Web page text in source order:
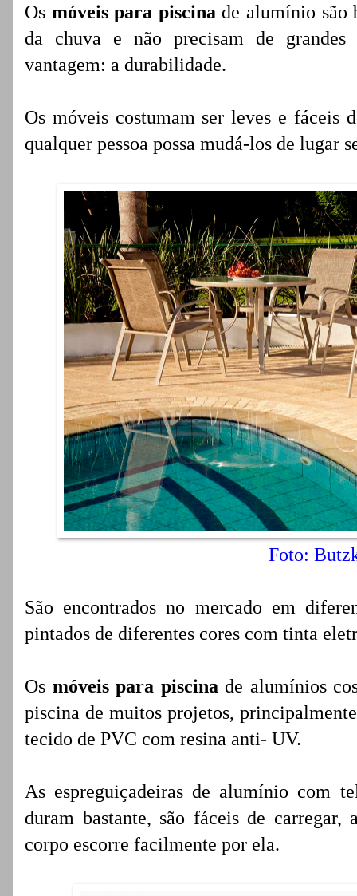
Os móveis para piscina de alumínio são
da chuva e não precisam de
vantagem: a durabilidade.
Os móveis costumam ser leves e fáceis
qualquer pessoa possa mudá-los de lugar
Foto:
São encontrados no mercado em
pintados de diferentes cores com tinta
Os móveis para piscina de alumínios
piscina de muitos projetos,
tecido de PVC com resina anti- UV.
As espreguiçadeiras de alumínio com
duram bastante, são fáceis de carregar,
corpo escorre facilmente por ela.